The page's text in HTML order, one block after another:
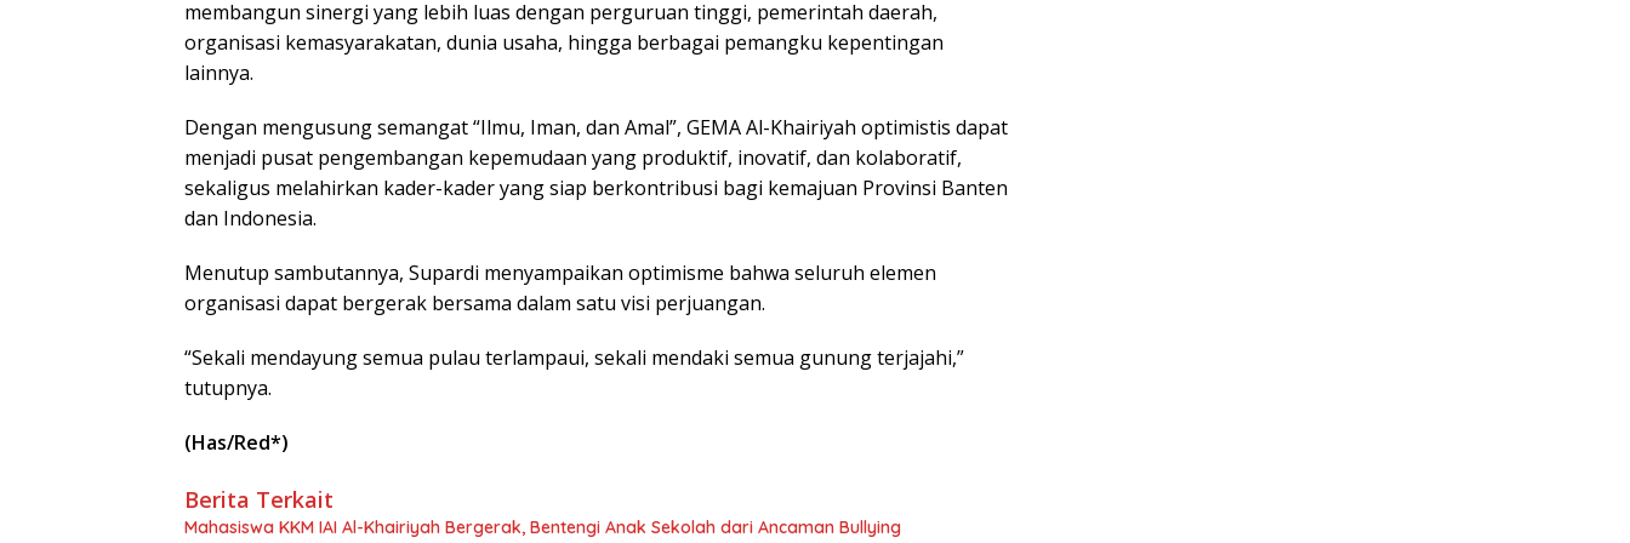
membangun sinergi yang lebih luas dengan perguruan tinggi, pemerintah daerah,
organisasi kemasyarakatan, dunia usaha, hingga berbagai pemangku kepentingan
lainnya.
Dengan mengusung semangat “Ilmu, Iman, dan Amal”, GEMA Al-Khairiyah optimistis dapat
menjadi pusat pengembangan kepemudaan yang produktif, inovatif, dan kolaboratif,
sekaligus melahirkan kader-kader yang siap berkontribusi bagi kemajuan Provinsi Banten
dan Indonesia.
Menutup sambutannya, Supardi menyampaikan optimisme bahwa seluruh elemen
organisasi dapat bergerak bersama dalam satu visi perjuangan.
“Sekali mendayung semua pulau terlampaui, sekali mendaki semua gunung terjajahi,”
tutupnya.
(Has/Red*)
Berita Terkait
Mahasiswa KKM IAI Al-Khairiyah Bergerak, Bentengi Anak Sekolah dari Ancaman Bullying